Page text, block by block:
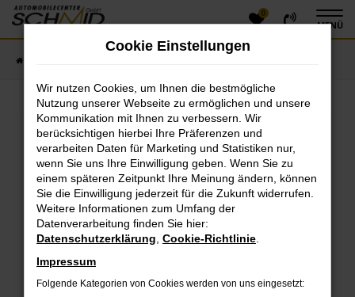
Zum
Hauptinhalt
0
MENÜ
Fehler: Network Error
Beim Laden ist ein Fehler aufgetreten.
Hier sind ein paar Tipps, die dir helfen können:
Überprüfe deine Firewall und deine
Internetverbindung.
Laden andere Webseiten, zum Beispiel deine
Suchmaschine?
Prüfe deine Browsererweiterungen.
Cookie Einstellungen
Wir nutzen Cookies, um Ihnen die bestmögliche
Nutzung unserer Webseite zu ermöglichen und unsere
Kommunikation mit Ihnen zu verbessern. Wir
berücksichtigen hierbei Ihre Präferenzen und
verarbeiten Daten für Marketing und Statistiken nur,
wenn Sie uns Ihre Einwilligung geben. Wenn Sie zu
einem späteren Zeitpunkt Ihre Meinung ändern, können
Sie die Einwilligung jederzeit für die Zukunft widerrufen.
Weitere Informationen zum Umfang der
Datenverarbeitung finden Sie hier:
Datenschutzerklärung Cookie-Richtlinie
Impressum
Folgende Kategorien von Cookies werden von uns eingesetzt: